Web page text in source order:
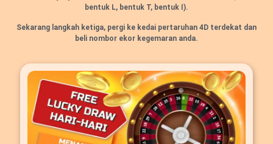
bentuk L, bentuk T, bentuk I).
Sekarang langkah ketiga, pergi ke kedai pertaruhan 4D terdekat dan
beli nombor ekor kegemaran anda.